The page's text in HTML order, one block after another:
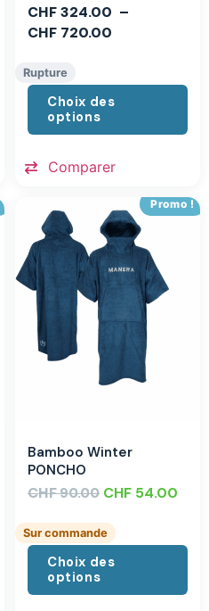
CHF324.00 –
CHF 720.00
Rupture
Choix des
options
Comparer
Promo !
Bamboo Winter
PONCHO
CHF90.00 CHF 54.00
Sur commande
Choix des
options